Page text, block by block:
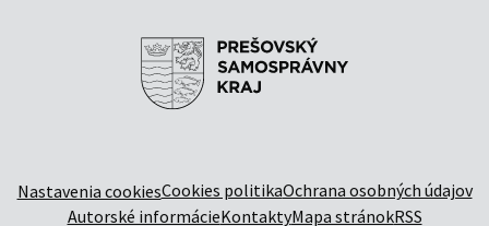
Nastavenia cookiesCookies politikaOchrana osobných údajov
Autorské informácieKontaktyMapa stránokRSS